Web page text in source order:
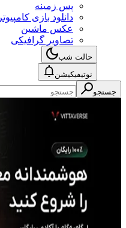
پس زمینه
دانلود بازی کامپیوتر
عکس ماشین
تصاویر گرافیکی
حالت شب
نوتیفیکیشن
جستجو